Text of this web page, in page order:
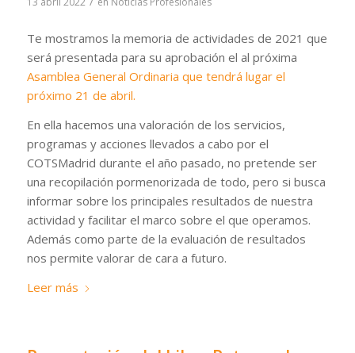
Te mostramos la memoria de actividades de 2021 que
será presentada para su aprobación el al próxima
Asamblea General Ordinaria que tendrá lugar el
próximo 21 de abril.
En ella hacemos una valoración de los servicios,
programas y acciones llevados a cabo por el
COTSMadrid durante el año pasado, no pretende ser
una recopilación pormenorizada de todo, pero si busca
informar sobre los principales resultados de nuestra
actividad y facilitar el marco sobre el que operamos.
Además como parte de la evaluación de resultados
nos permite valorar de cara a futuro.
Leer más